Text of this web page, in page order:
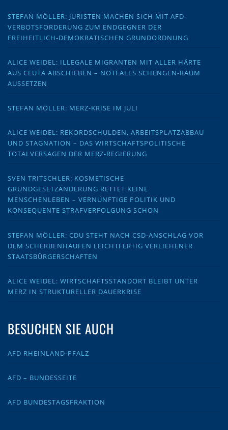
STEFAN MÖLLER: JURISTEN MACHEN SICH MIT AFD-
VERBOTSFORDERUNG ZUM ENDGEGNER DER
FREIHEITLICH-DEMOKRATISCHEN GRUNDORDNUNG
ALICE WEIDEL: ILLEGALE MIGRANTEN MIT ALLER HÄRTE
AUS CEUTA ABSCHIEBEN – NOTFALLS SCHENGEN-RAUM
AUSSETZEN
STEFAN MÖLLER: MERZ-KRISE IM JULI
ALICE WEIDEL: REKORDSCHULDEN, ARBEITSPLATZABBAU
UND STAGNATION – DAS WIRTSCHAFTSPOLITISCHE
TOTALVERSAGEN DER MERZ-REGIERUNG
SVEN TRITSCHLER: KOSMETISCHE
GRUNDGESETZÄNDERUNG RETTET KEINE
MENSCHENLEBEN – VERNÜNFTIGE POLITIK UND
KONSEQUENTE STRAFVERFOLGUNG SCHON
STEFAN MÖLLER: CDU STEHT NACH CSD-ANSCHLAG VOR
DEM SCHERBENHAUFEN LEICHTFERTIG VERLIEHENER
STAATSBÜRGERSCHAFTEN
ALICE WEIDEL: WIRTSCHAFTSSTANDORT BLEIBT UNTER
MERZ IN STRUKTURELLER DAUERKRISE
BESUCHEN SIE AUCH
AFD RHEINLAND-PFALZ
AFD – BUNDESSEITE
AFD BUNDESTAGSFRAKTION